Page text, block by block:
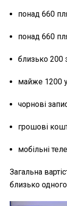
понад 660
понад 660
близько 200
майже 1200
чорнові
грошові
мобільні
Загальна
близько